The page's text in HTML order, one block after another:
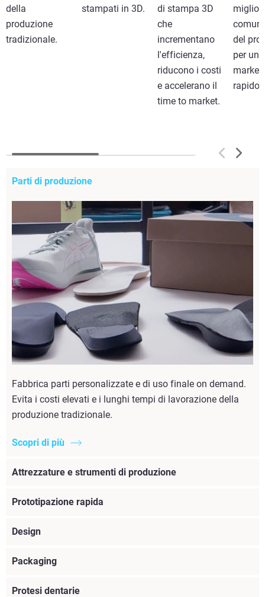
della
produzione
tradizionale.
stampati in 3D.
di stampa 3D
che
incrementano
l'efficienza,
riducono i costi
e accelerano il
time to market.
del
per un
market
rapido.
Parti di produzione
Fabbrica parti personalizzate e di uso finale on demand.
Evita i costi elevati e i lunghi tempi di lavorazione della
produzione tradizionale.
Scopri di più
Attrezzature e strumenti di produzione
Prototipazione rapida
Design
Packaging
Protesi dentarie